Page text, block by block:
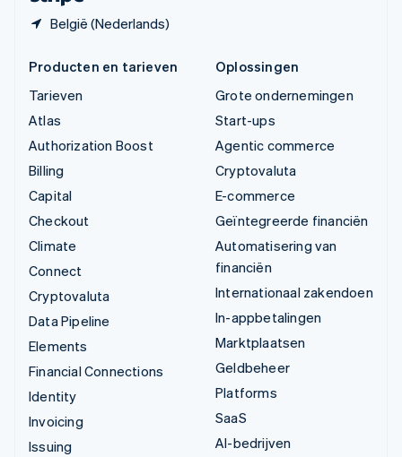
België (Nederlands)
Producten en tarieven
Tarieven
Atlas
Authorization Boost
Billing
Capital
Checkout
Climate
Connect
Cryptovaluta
Data Pipeline
Elements
Financial Connections
Identity
Invoicing
Issuing
Oplossingen
Grote ondernemingen
Start-ups
Agentic commerce
Cryptovaluta
E-commerce
Geïntegreerde financiën
Automatisering van
financiën
Internationaal zakendoen
In-appbetalingen
Marktplaatsen
Geldbeheer
Platforms
SaaS
AI-bedrijven